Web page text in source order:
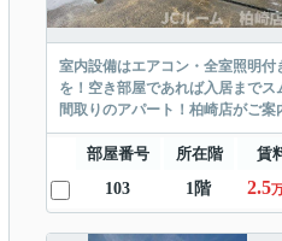
室内設備はエアコン・全室照明
を！空き部屋であれば入居まで
間取りのアパート！柏崎店がご
部屋番号 所在階 賃
103
1階 2.5